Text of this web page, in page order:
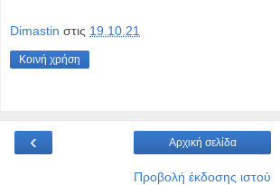
Dimastin στις 19.10.21
Κοινή χρήση
‹ Αρχική σελίδα
Προβολή έκδοσης ιστού